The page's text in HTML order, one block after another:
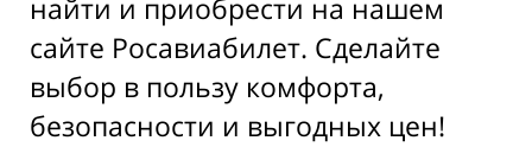
найти и приобрести на нашем
сайте Росавиабилет. Сделайте
выбор в пользу комфорта,
безопасности и выгодных цен!